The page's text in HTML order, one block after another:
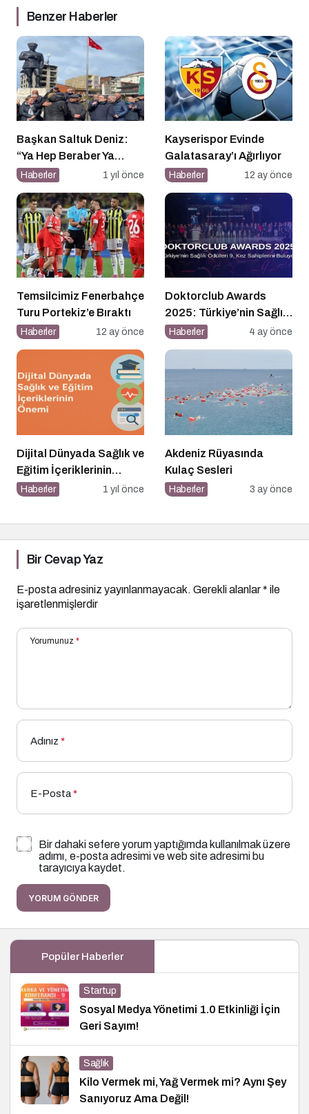
Benzer Haberler
Başkan Saltuk Deniz:
“Ya Hep Beraber Ya
Hiçbirimiz!”
Haberler 1 yıl önce
Kayserispor Evinde
Galatasaray’ı Ağırlıyor
Haberler 12 ay önce
Temsilcimiz Fenerbahçe
Turu Portekiz’e Bıraktı
Haberler 12 ay önce
Doktorclub Awards
2025: Türkiye’nin Sağlık
Ödülleri 9. Kez
Haberler 4 ay önce
Dijital Dünyada Sağlık ve
Eğitim İçeriklerinin
Önemi
Haberler 1 yıl önce
Akdeniz Rüyasında
Kulaç Sesleri
Haberler 3 ay önce
Bir Cevap Yaz
E-posta adresiniz yayınlanmayacak. Gerekli alanlar* ile
işaretlenmişlerdir
Yorumunuz *
Adınız *
E-Posta*
Bir dahaki sefere yorum yaptığımda kullanılmak üzere
adımı, e-posta adresimi ve web site adresimi bu
tarayıcıya kaydet.
YORUM GÖNDER
Popüler Haberler
Startup
Sosyal Medya Yönetimi 1.0 Etkinliği İçin
Geri Sayım!
Sağlık
Kilo Vermek mi, Yağ Vermek mi? Aynı Şey
Sanıyoruz Ama Değil!